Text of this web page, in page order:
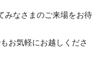
みなさまのご来場をお待
お気軽にお越しくださ